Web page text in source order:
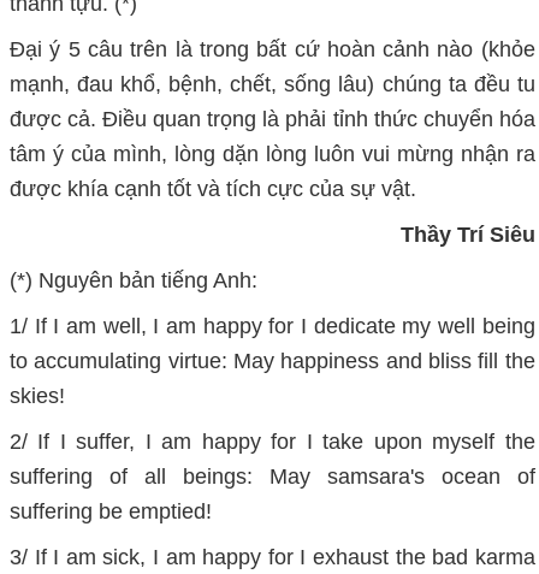
Đại ý 5 câu trên là trong bất cứ hoàn cảnh nào (khỏe
mạnh, đau khổ, bệnh, chết, sống lâu) chúng ta đều tu
được cả. Điều quan trọng là phải tỉnh thức chuyển hóa
tâm ý của mình, lòng dặn lòng luôn vui mừng nhận ra
được khía cạnh tốt và tích cực của sự vật.
Thầy Trí Siêu
(*) Nguyên bản tiếng Anh:
1/ If I am well, I am happy for I dedicate my well being
to accumulating virtue: May happiness and bliss fill the
skies!
2/ If I suffer, I am happy for I take upon myself the
suffering of all beings: May samsara's ocean of
suffering be emptied!
3/ If I am sick, I am happy for I exhaust the bad karma